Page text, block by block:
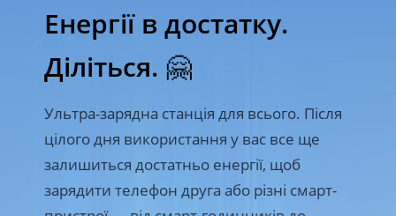
Ультра-зарядна станція для всього. Після
цілого дня використання у вас все ще
залишиться достатньо енергії, щоб
зарядити телефон друга або різні смарт-
Енергії в достатку.
Діліться. 🤗